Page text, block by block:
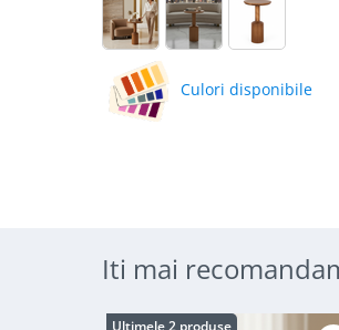
Culori disponibile
Iti mai
Ultimele 2 produse